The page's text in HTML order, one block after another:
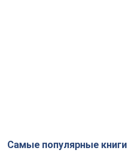
Самые популярные книги